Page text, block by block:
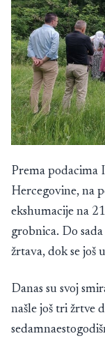
Prema podacima
Hercegovine, na
ekshumacije na
grobnica. Do
žrtava, dok se još
Danas su svoj
našle još tri žrtve